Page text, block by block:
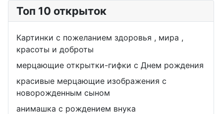
Топ 10 открыток
Картинки с пожеланием здоровья , мира ,
красоты и доброты
мерцающие открытки-гифки с Днем рождения
красивые мерцающие изображения с
новорожденным сыном
анимашка с рождением внука